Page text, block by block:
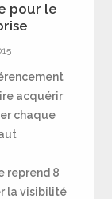
pour le
acquérir
chaque
reprend 8
la visibilité